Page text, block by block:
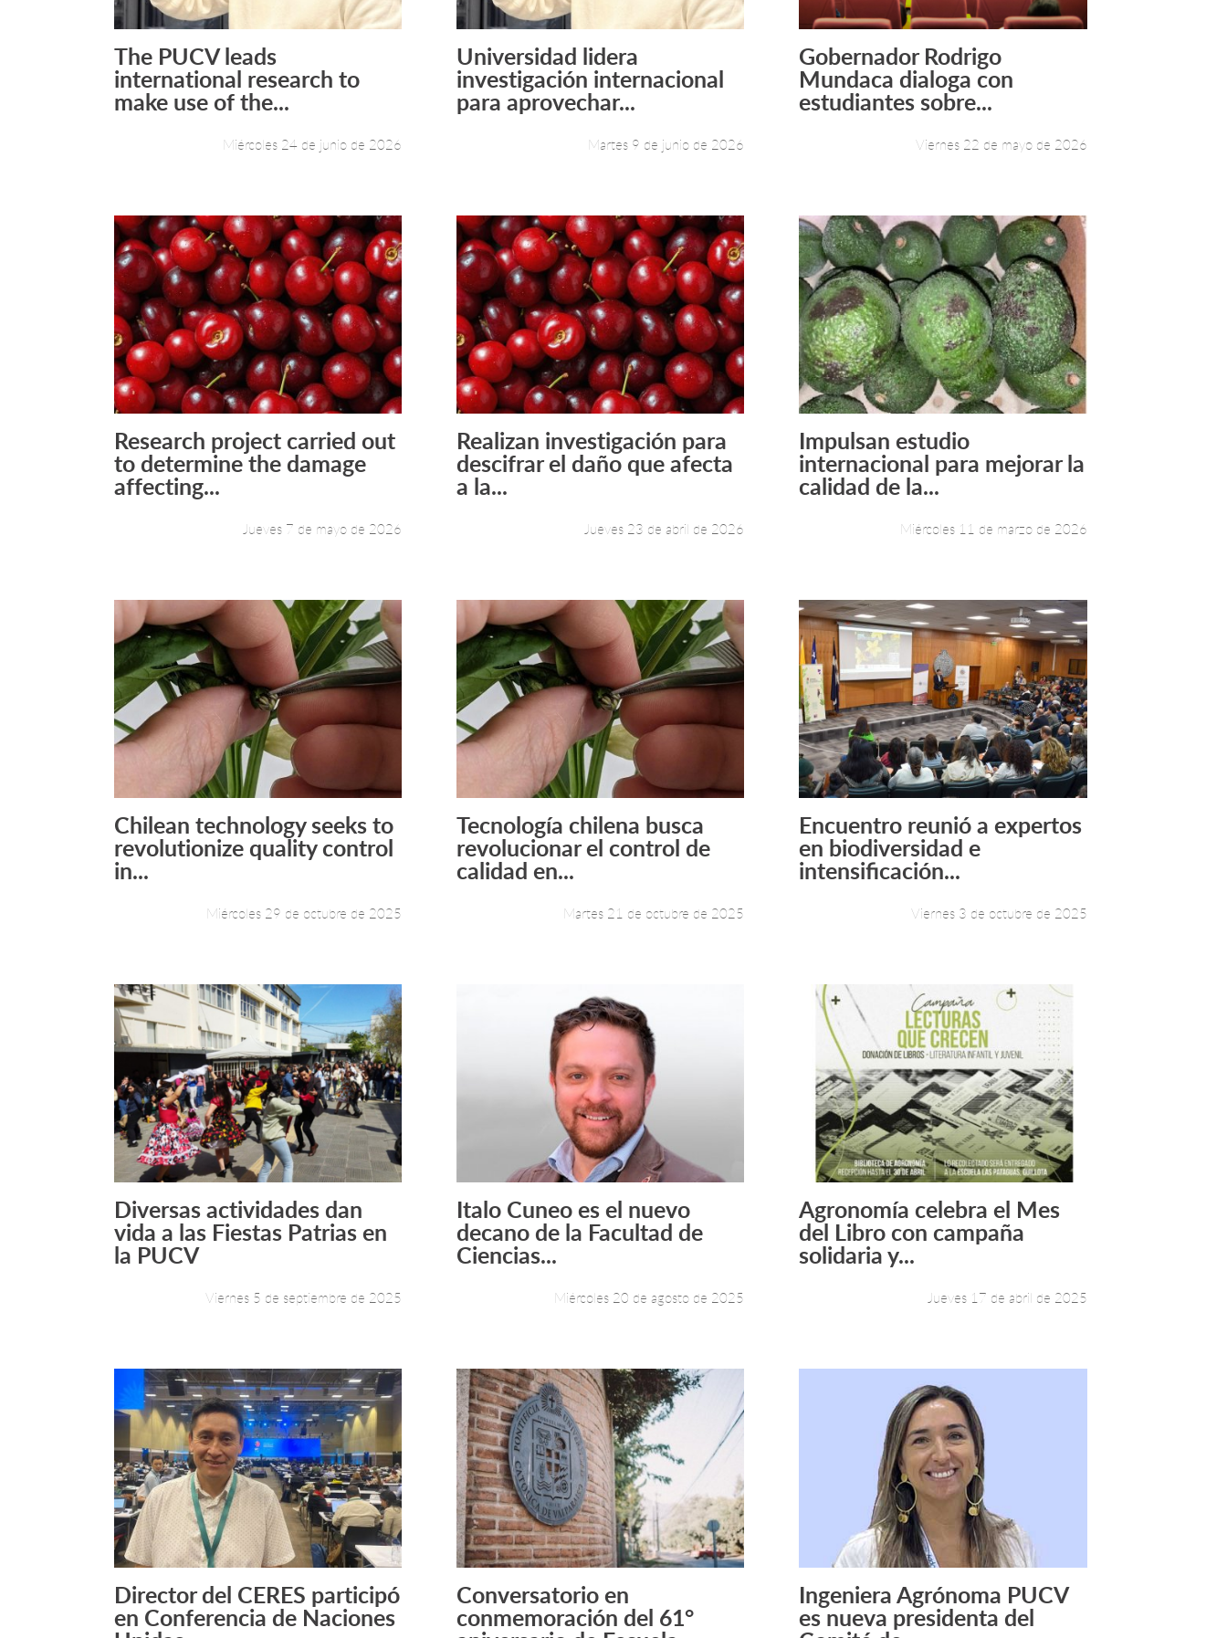
Leer más +
The PUCV leads
international research to
make use of the...
Miércoles 24 de junio de 2026
Leer más +
Universidad lidera
investigación internacional
para aprovechar...
Martes 9 de junio de 2026
Leer más +
Gobernador Rodrigo
Mundaca dialoga con
estudiantes sobre...
Viernes 22 de mayo de 2026
Leer más +
Research project carried out
to determine the damage
affecting...
Jueves 7 de mayo de 2026
Leer más +
Realizan investigación para
descifrar el daño que afecta
a la...
Jueves 23 de abril de 2026
Leer más +
Impulsan estudio
internacional para mejorar la
calidad de la...
Miércoles 11 de marzo de 2026
Leer más +
Chilean technology seeks to
revolutionize quality control
in...
Miércoles 29 de octubre de 2025
Leer más +
Tecnología chilena busca
revolucionar el control de
calidad en...
Martes 21 de octubre de 2025
Leer más +
Encuentro reunió a expertos
en biodiversidad e
intensificación...
Viernes 3 de octubre de 2025
Leer más +
Diversas actividades dan
vida a las Fiestas Patrias en
la PUCV
Viernes 5 de septiembre de 2025
Leer más +
Italo Cuneo es el nuevo
decano de la Facultad de
Ciencias...
Miércoles 20 de agosto de 2025
Leer más +
Agronomía celebra el Mes
del Libro con campaña
solidaria y...
Jueves 17 de abril de 2025
Leer más +
Director del CERES participó
en Conferencia de Naciones Leer más +
Conversatorio en
conmemoración del 61° Leer más +
Ingeniera Agrónoma PUCV
es nueva presidenta del